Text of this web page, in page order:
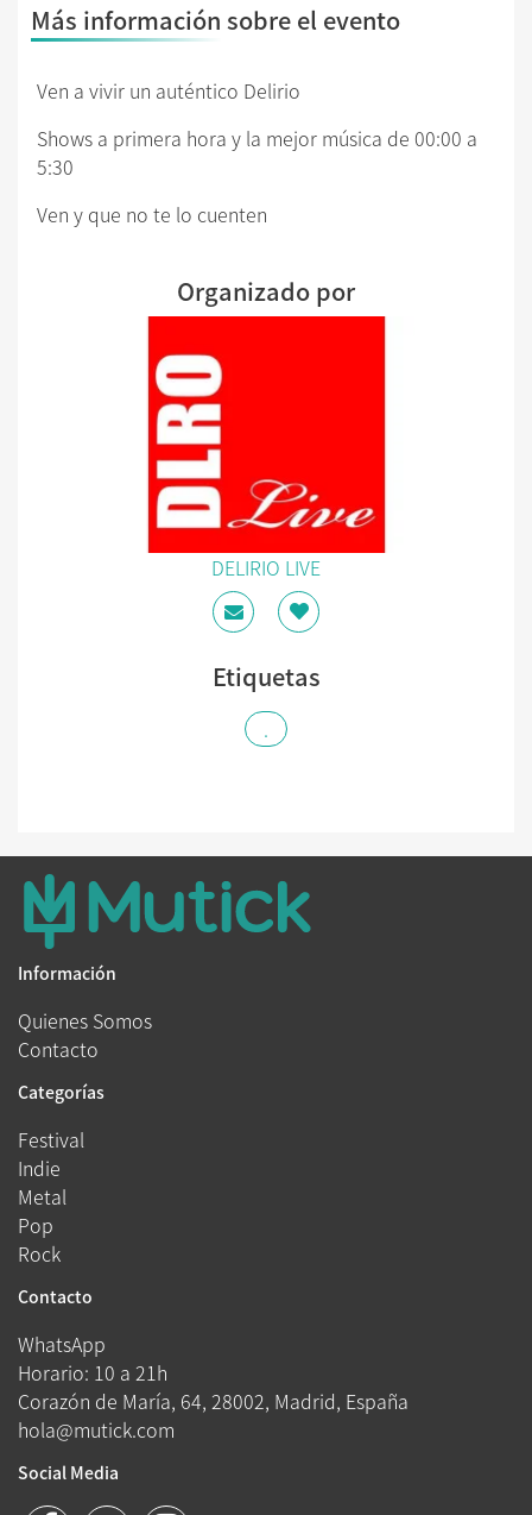
Más información sobre el evento
Ven a vivir un auténtico Delirio
Shows a primera hora y la mejor música de 00:00 a
5:30
Ven y que no te lo cuenten
Organizado por
DELIRIO LIVE
Etiquetas
.
Información
Quienes Somos
Contacto
Categorías
Festival
Indie
Metal
Pop
Rock
Contacto
WhatsApp
Horario: 10 a 21h
Corazón de María, 64, 28002, Madrid, España
hola@mutick.com
Social Media